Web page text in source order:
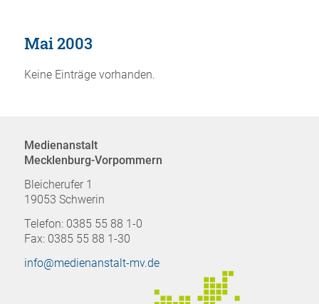
Mai 2003
Keine Einträge vorhanden.
Medienanstalt
Mecklenburg-Vorpommern
Bleicherufer 1
19053 Schwerin
Telefon: 0385 55 88 1-0
Fax: 0385 55 88 1-30
info@medienanstalt-mv.de